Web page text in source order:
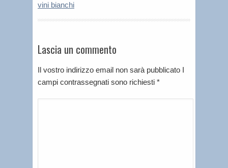
vini bianchi
Lascia un commento
Il vostro indirizzo email non sarà pubblicato I
campi contrassegnati sono richiesti *